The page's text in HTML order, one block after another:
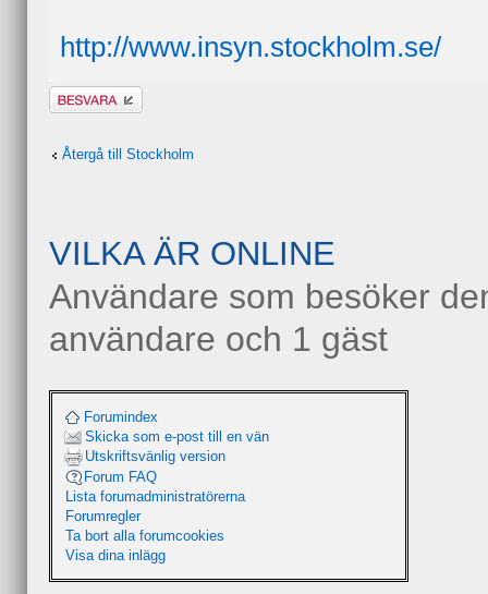
http://www.insyn.stockholm.se/
Besvara
Återgå till Stockholm
VILKA ÄR ONLINE
Användare som besöker
användare och 1 gäst
Forumindex
Skicka som e-post till en vän
Utskriftsvänlig version
Forum FAQ
Lista forumadministratörerna
Forumregler
Ta bort alla forumcookies
Visa dina inlägg